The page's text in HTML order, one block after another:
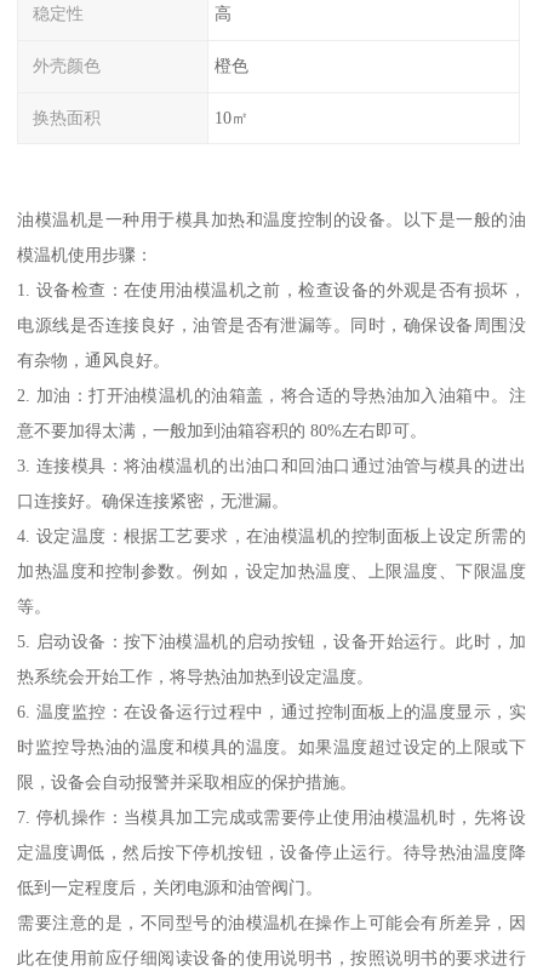
稳定性 高
外壳颜色 橙色
换热面积 10㎡
油模温机是一种用于模具加热和温度控制的设备。以下是一般的油
模温机使用步骤：
1. 设备检查：在使用油模温机之前，检查设备的外观是否有损坏，
电源线是否连接良好，油管是否有泄漏等。同时，确保设备周围没
有杂物，通风良好。
2. 加油：打开油模温机的油箱盖，将合适的导热油加入油箱中。注
意不要加得太满，一般加到油箱容积的 80%左右即可。
3. 连接模具：将油模温机的出油口和回油口通过油管与模具的进出
口连接好。确保连接紧密，无泄漏。
4. 设定温度：根据工艺要求，在油模温机的控制面板上设定所需的
加热温度和控制参数。例如，设定加热温度、上限温度、下限温度
等。
5. 启动设备：按下油模温机的启动按钮，设备开始运行。此时，加
热系统会开始工作，将导热油加热到设定温度。
6. 温度监控：在设备运行过程中，通过控制面板上的温度显示，实
时监控导热油的温度和模具的温度。如果温度超过设定的上限或下
限，设备会自动报警并采取相应的保护措施。
7. 停机操作：当模具加工完成或需要停止使用油模温机时，先将设
定温度调低，然后按下停机按钮，设备停止运行。待导热油温度降
低到一定程度后，关闭电源和油管阀门。
需要注意的是，不同型号的油模温机在操作上可能会有所差异，因
此在使用前应仔细阅读设备的使用说明书，按照说明书的要求进行